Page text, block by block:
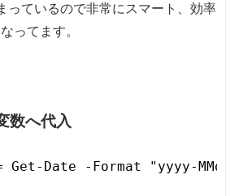
っているので非常にスマート、効率
ってます。
数へ代入
Date -Format "yyyy-